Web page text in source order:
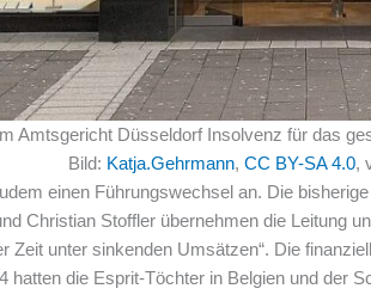
Amtsgericht Düsseldorf Insolvenz für das
Bild: Katja.Gehrmann, CC BY-SA 4.0,
einen Führungswechsel an. Die
Christian Stoffler übernehmen die Leitung
Zeit unter sinkenden Umsätzen“. Die
hatten die Esprit-Töchter in Belgien und der